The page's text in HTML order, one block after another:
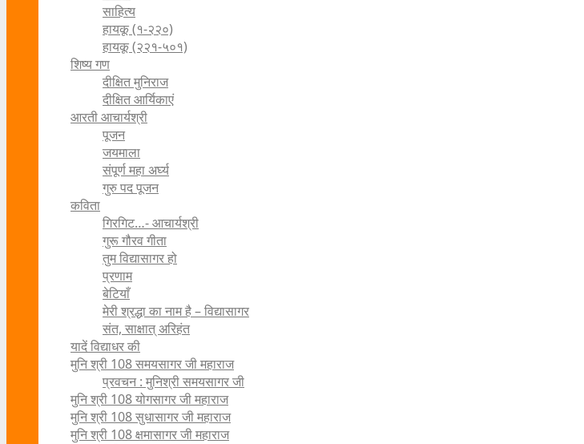
साहित्य
हायकू (१‍-२२०)
हायकू (२२१-५०१)
शिष्य गण
दीक्षित मुनिराज
दीक्षित आर्यिकाएं
आरती आचार्यश्री
पूजन
जयमाला
संपूर्ण महा अर्घ्य
गुरु पद पूजन
कविता
गिरगिट…- आचार्यश्री
गुरू गौरव गीता
तुम विद्यासागर हो
प्रणाम
बेटियाँ
मेरी श्रद्धा का नाम है – विद्यासागर
संत, साक्षात् अरिहंत
यादें विद्याधर की
मुनि श्री 108 समयसागर जी महाराज
प्रवचन : मुनिश्री समयसागर जी
मुनि श्री 108 योगसागर जी महाराज
मुनि श्री 108 सुधासागर जी महाराज
मुनि श्री 108 क्षमासागर जी महाराज